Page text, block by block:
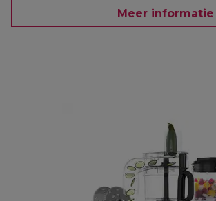
Meer informatie